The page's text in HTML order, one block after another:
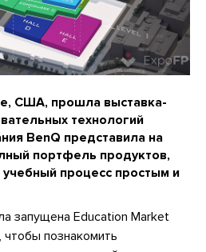
США, прошла выставка-
технологий
BenQ представила на
портфель продуктов,
процесс простым и
запущена Education Market
познакомить